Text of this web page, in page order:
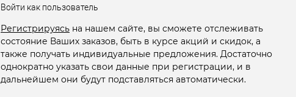
Войти как пользователь
Регистрируясь на нашем сайте, вы сможете отслеживать
состояние Ваших заказов, быть в курсе акций и скидок, а
также получать индивидуальные предложения. Достаточно
однократно указать свои данные при регистрации, и в
дальнейшем они будут подставляться автоматически.